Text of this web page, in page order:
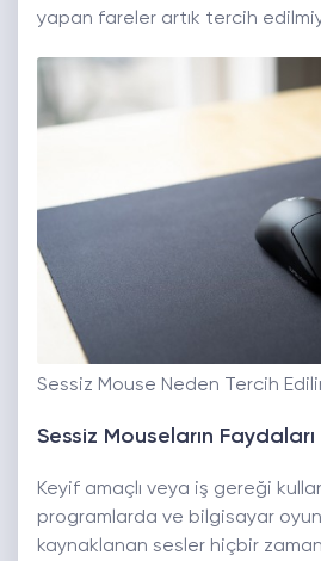
yapan fareler artık tercih
Sessiz Mouse Neden Tercih
Sessiz Mouseların Faydaları
Keyif amaçlı veya iş gereği
programlarda ve bilgisayar
kaynaklanan sesler hiçbir